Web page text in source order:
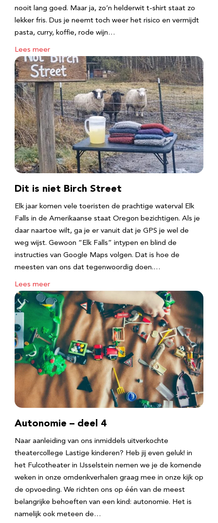
nooit lang goed. Maar ja, zo’n helderwit t-shirt staat zo
lekker fris. Dus je neemt toch weer het risico en vermijdt
pasta, curry, koffie, rode wijn…
Lees meer
Dit is niet Birch Street
Elk jaar komen vele toeristen de prachtige waterval Elk
Falls in de Amerikaanse staat Oregon bezichtigen. Als je
daar naartoe wilt, ga je er vanuit dat je GPS je wel de
weg wijst. Gewoon “Elk Falls” intypen en blind de
instructies van Google Maps volgen. Dat is hoe de
meesten van ons dat tegenwoordig doen.…
Lees meer
Autonomie – deel 4
Naar aanleiding van ons inmiddels uitverkochte
theatercollege Lastige kinderen? Heb jij even geluk! in
het Fulcotheater in IJsselstein nemen we je de komende
weken in onze omdenkverhalen graag mee in onze kijk op
de opvoeding. We richten ons op één van de meest
belangrijke behoeften van een kind: autonomie. Het is
namelijk ook meteen de…